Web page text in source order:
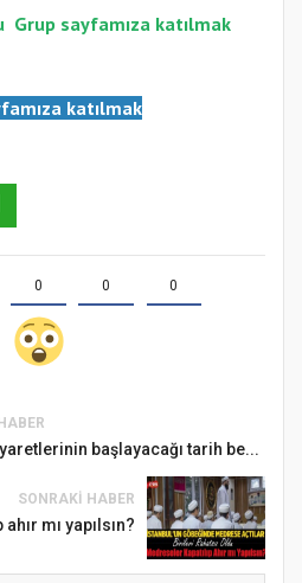
Grup sayfamıza katılmak
katılmak
0 0 0
başlayacağı tarih be...
SONRAKI HABER
mı yapılsın?